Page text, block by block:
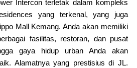
Intercon terletak dalam kompleks
yang terkenal, yang juga
Mall Kemang. Anda akan memiliki
fasilitas, restoran, dan pusat
gaya hidup urban Anda akan
Alamatnya yang prestisius di JL.